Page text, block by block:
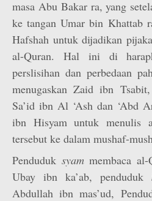
masa Abu Bakar ra, yang
ke tangan Umar bin Khattab
Hafshah untuk dijadikan
al-Quran. Hal ini di
perslisihan dan perbedaan
menugaskan Zaid ibn
Sa’id ibn Al ‘Ash dan ‘Abd
ibn Hisyam untuk menulis
tersebut ke dalam mushaf-
Penduduk syammembaca al-
Ubay ibn ka’ab, penduduk
Abdullah ibn mas’ud,